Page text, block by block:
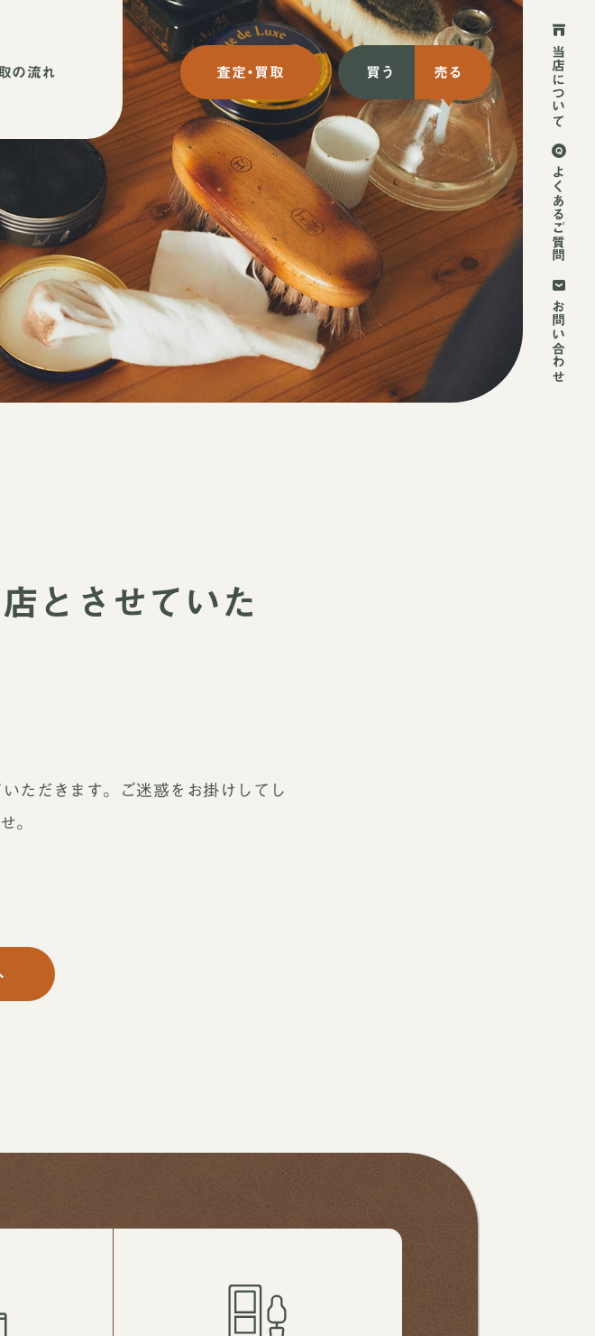
の流れ 買う 売る
査定・買取
ネット買取 初めての方
ネット買取 2回目以降の方
店頭買取 お持ち込み方法
当店について
よくあるご質問
お問い合わせ
とさせていた
ただきます。ご迷惑をお掛けしてし
。